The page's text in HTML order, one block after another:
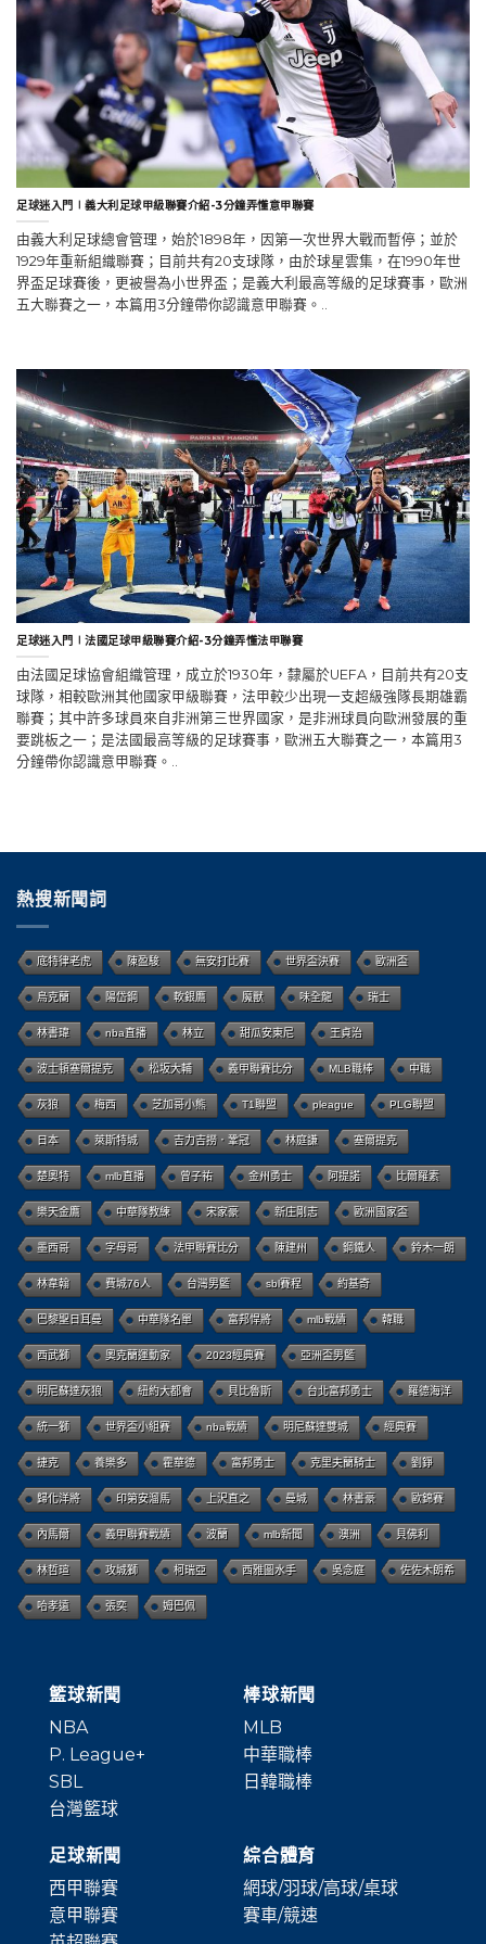
足球迷入門∣義大利足球甲級聯賽介紹-3分鐘弄懂意甲聯賽
由義大利足球總會管理，始於1898年，因第一次世界大戰而暫停；並於
1929年重新組織聯賽；目前共有20支球隊，由於球星雲集，在1990年世
界盃足球賽後，更被譽為小世界盃；是義大利最高等級的足球賽事，歐洲
五大聯賽之一，本篇用3分鐘帶你認識意甲聯賽。..
足球迷入門∣法國足球甲級聯賽介紹-3分鐘弄懂法甲聯賽
由法國足球協會組織管理，成立於1930年，隸屬於UEFA，目前共有20支
球隊，相較歐洲其他國家甲級聯賽，法甲較少出現一支超級強隊長期雄霸
聯賽；其中許多球員來自非洲第三世界國家，是非洲球員向歐洲發展的重
要跳板之一；是法國最高等級的足球賽事，歐洲五大聯賽之一，本篇用3
分鐘帶你認識意甲聯賽。..
熱搜新聞詞
底特律老虎 陳盈駿 無安打比賽 世界盃決賽 歐洲盃
烏克蘭 陽岱鋼 軟銀鷹 魔獸 味全龍 瑞士
林書瑋 nba直播 林立 甜瓜安東尼 王貞治
波士頓塞爾提克 松坂大輔 義甲聯賽比分 MLB職棒 中職
灰狼 梅西 芝加哥小熊 T1聯盟 pleague PLG聯盟
日本 萊斯特城 吉力吉撈．鞏冠 林庭謙 塞爾提克
楚奧特 mlb直播 曾子祐 金州勇士 阿提諾 比爾羅素
樂天金鷹 中華隊教練 宋家豪 新庄剛志 歐洲國家盃
墨西哥 字母哥 法甲聯賽比分 陳建州 鋼鐵人 鈴木一朗
林韋翰 費城76人 台灣男籃 sbl賽程 約基奇
巴黎聖日耳曼 中華隊名單 富邦悍將 mlb戰績 韓職
西武獅 奧克蘭運動家 2023經典賽 亞洲盃男籃
明尼蘇達灰狼 紐約大都會 貝比魯斯 台北富邦勇士 羅德海洋
統一獅 世界盃小組賽 nba戰績 明尼蘇達雙城 經典賽
捷克 養樂多 霍華德 富邦勇士 克里夫蘭騎士 劉錚
歸化洋將 印第安溜馬 上沢直之 曼城 林書豪 歐錦賽
內馬爾 義甲聯賽戰績 波蘭 mlb新聞 澳洲 貝佛利
林哲瑄 攻城獅 柯瑞亞 西雅圖水手 吳念庭 佐佐木朗希
哈孝遠 張奕 姆巴佩
籃球新聞
NBA
P. League+
SBL
台灣籃球
棒球新聞
MLB
中華職棒
日韓職棒
足球新聞
西甲聯賽
意甲聯賽
綜合體育
網球/羽球/高球/桌球
賽車/競速